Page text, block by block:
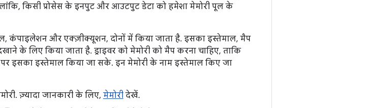
किसी प्रोसेस के इनपुट और आउटपुट डेटा को हमेशा मेमोरी पूल के
कंपाइलेशन और एक्ज़ीक्यूशन, दोनों में किया जाता है. इसका इस्तेमाल, मैप
के लिए किया जाता है. ड्राइवर को मेमोरी को मैप करना चाहिए, ताकि
इसका इस्तेमाल किया जा सके. इन मेमोरी के नाम इस्तेमाल किए जा
ज़्यादा जानकारी के लिए, मेमोरी देखें.